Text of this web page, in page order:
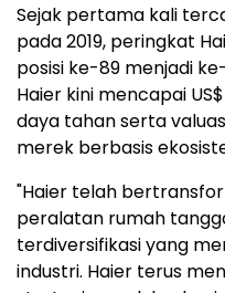
Sejak pertama kali
pada 2019, peringkat
posisi ke-89 menjadi
Haier kini mencapai
daya tahan serta
merek berbasis
"Haier telah
peralatan rumah
terdiversifikasi yang
industri. Haier terus